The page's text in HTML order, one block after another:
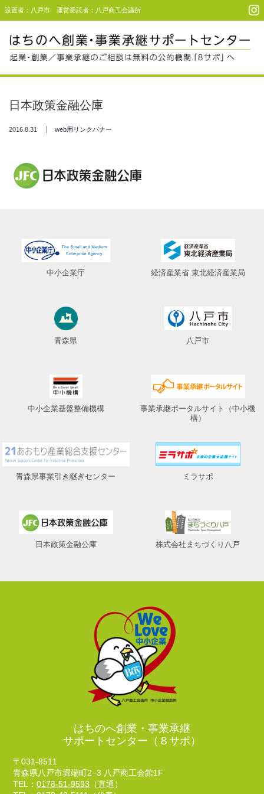
設置者：八戸市 運営受託者：八戸商工会議所
日本政策金融公庫
2016.8.31 web用リンクバナー
中小企業庁 経済産業省 東北経済産業局
青森県 八戸市
中小企業基盤整備機構
事業承継ポータルサイト（中小機
構）
青森県事業引き継ぎセンター ミラサポ
日本政策金融公庫 株式会社まちづくり八戸
はちのへ創業・事業承継
サポートセンター（８サポ）
〒031-8511
青森県八戸市堀端町2−3 八戸商工会館1F
TEL：0178-51-9593 （直通）
起業・創業支援
事業承継支援
セミナー＆イベント